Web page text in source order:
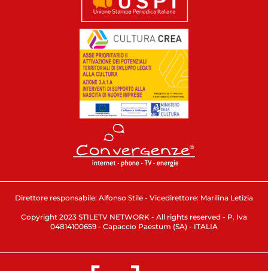
Direttore responsabile: Alfonso Stile - Vicedirettore: Marilina Letizia
Copyright 2023 STILETV NETWORK - All rights reserved - P. Iva
04814100659 - Capaccio Paestum (SA) - ITALIA